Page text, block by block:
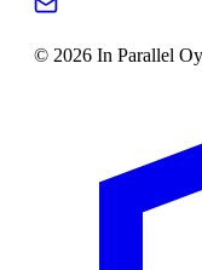
© 2026 In Parallel